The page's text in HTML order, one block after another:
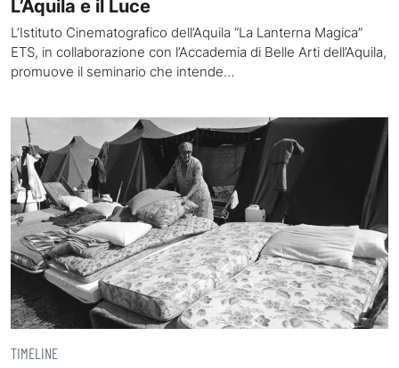
L’Aquila e il Luce
L’Istituto Cinematografico dell’Aquila “La Lanterna Magica”
ETS, in collaborazione con l’Accademia di Belle Arti dell’Aquila,
promuove il seminario che intende…
TIMELINE